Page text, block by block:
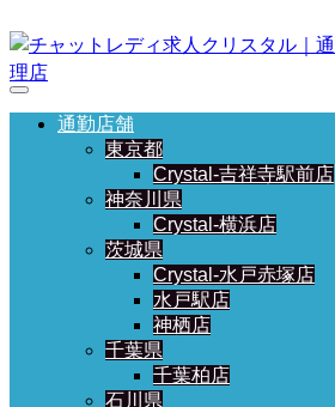
通勤店舗
東京都
Crystal-吉祥寺駅前店
神奈川県
Crystal-横浜店
茨城県
Crystal-水戸赤塚店
水戸駅店
神栖店
千葉県
千葉柏店
石川県